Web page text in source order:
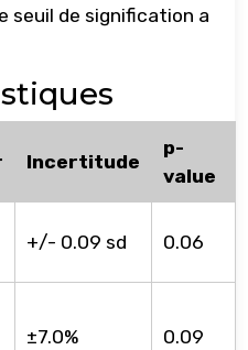
seuil de signification a
Incertitude
p-
value
+/- 0.09 sd 0.06
±7.0% 0.09